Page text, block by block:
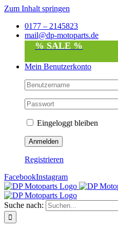
Zum Inhalt springen
0177 – 2145823
mail@dp-motoparts.de
% SALE %
Mein Benutzerkonto
Eingeloggt bleiben
Registrieren
FacebookInstagram
Suche nach: